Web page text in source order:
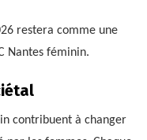
restera comme une
Nantes féminin.
contribuent à changer